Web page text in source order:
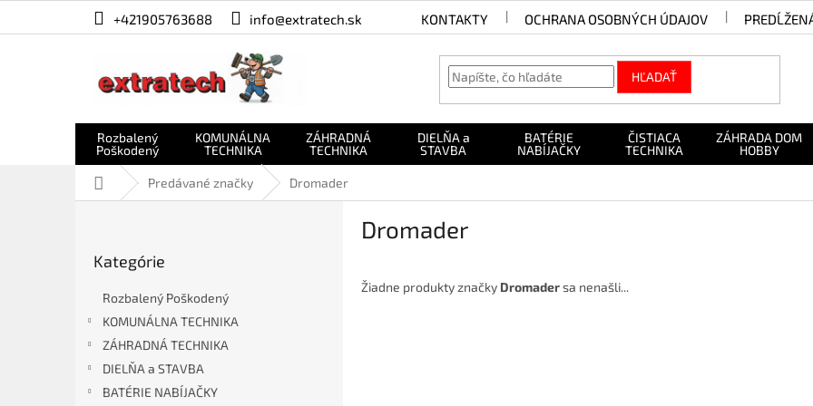
+421905763688 info@extratech.sk KONTAKTY OCHRANA OSOBNÝCH ÚDAJOV
HĽADAŤ
Rozbalený
Poškodený
KOMUNÁLNA
TECHNIKA
ZÁHRADNÁ
TECHNIKA
DIELŇA a
STAVBA
BATÉRIE
NABÍJAČKY
ČISTIACA
TECHNIKA
ZÁHRADA DOM
HOBBY
DomovPredávané značky Dromader
kategórie
Kategórie
Rozbalený Poškodený
KOMUNÁLNA TECHNIKA
ZÁHRADNÁ TECHNIKA
DIELŇA a STAVBA
BATÉRIE NABÍJAČKY
Dromader
Žiadne produkty značky Dromadersa nenašli...